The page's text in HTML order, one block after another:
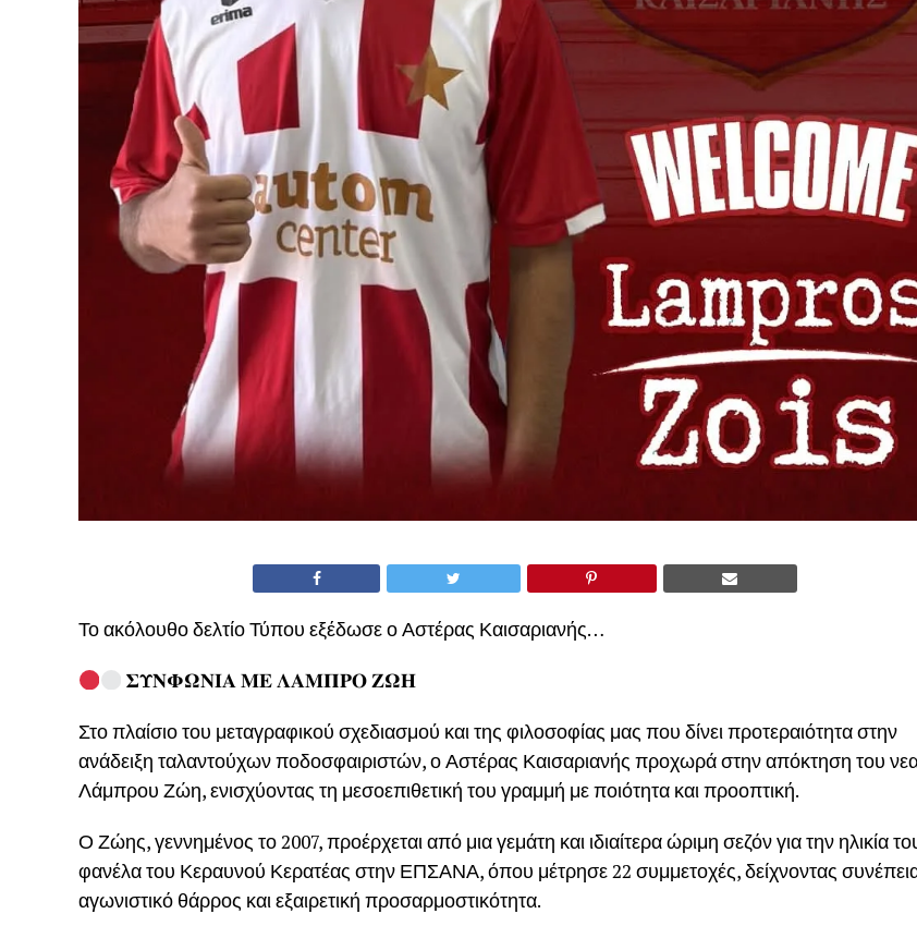
Το ακόλουθο δελτίο Τύπου εξέδωσε ο Αστέρας Καισαριανής…
𝚺𝚼𝚴𝚽𝛀𝚴𝚰𝚨 𝚳𝚬 𝚲𝚨𝚳𝚷𝚸𝚶 𝚭𝛀𝚮
Στο πλαίσιο του μεταγραφικού σχεδιασμού και της φιλοσοφίας μας που δίνει προτεραιότητα στην
ανάδειξη ταλαντούχων ποδοσφαιριστών, ο Αστέρας Καισαριανής προχωρά στην απόκτηση του
Λάμπρου Ζώη, ενισχύοντας τη μεσοεπιθετική του γραμμή με ποιότητα και προοπτική.
Ο Ζώης, γεννημένος το 2007, προέρχεται από μια γεμάτη και ιδιαίτερα ώριμη σεζόν για την ηλικία
φανέλα του Κεραυνού Κερατέας στην ΕΠΣΑΝΑ, όπου μέτρησε 22 συμμετοχές, δείχνοντας
αγωνιστικό θάρρος και εξαιρετική προσαρμοστικότητα.